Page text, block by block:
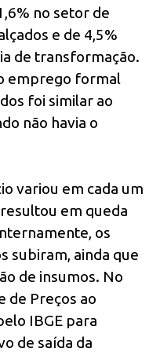
no setor de
e de 4,5%
de transformação.
emprego formal
foi similar ao
não havia o
variou em cada um
em queda
os
subiram, ainda que
de insumos. No
de Preços ao
IBGE para
de saída da